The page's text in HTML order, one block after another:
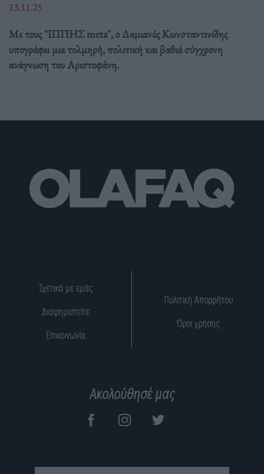
13.11.25
Με τους "ΙΠΠΗΣ meta", ο Δαμιανός Κωνσταντινίδης
υπογράφει μια τολμηρή, πολιτική και βαθιά σύγχρονη
ανάγνωση του Αριστοφάνη.
Σχετικά με εμάς
Διαφημιστείτε
Επικοινωνία
Πολιτική Απορρήτου
Όροι χρήσης
Ακολούθησέ μας